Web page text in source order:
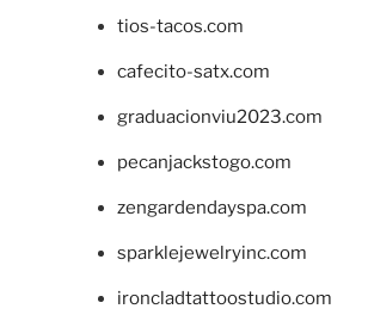
tios-tacos.com
cafecito-satx.com
graduacionviu2023.com
pecanjackstogo.com
zengardendayspa.com
sparklejewelryinc.com
ironcladtattoostudio.com